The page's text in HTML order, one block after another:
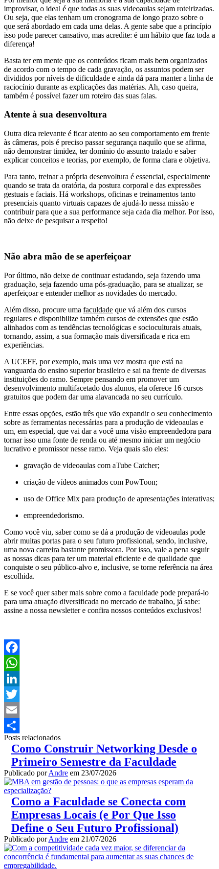
improvisar, o ideal é que todas as suas videoaulas sejam roteirizadas.
Ou seja, que elas tenham um cronograma de longo prazo sobre o
que será abordado em cada uma delas. A gente sabe que a princípio
isso pode parecer cansativo, mas acredite: é um hábito que faz toda a
diferença!
Basta ter em mente que os conteúdos ficam mais bem organizados
de acordo com o tempo de cada gravação, os assuntos podem ser
divididos por níveis de dificuldade e ainda dá para manter a linha de
raciocínio durante as explicações das matérias. Ah, caso queira,
também é possível fazer um roteiro das suas falas.
Atente à sua desenvoltura
Outra dica relevante é ficar atento ao seu comportamento em frente
às câmeras, pois é preciso passar segurança naquilo que se afirma,
não demonstrar timidez, ter domínio do assunto tratado e saber
explicar conceitos e teorias, por exemplo, de forma clara e objetiva.
Para tanto, treinar a própria desenvoltura é essencial, especialmente
quando se trata da oratória, da postura corporal e das expressões
gestuais e faciais. Há workshops, oficinas e treinamentos tanto
presenciais quanto virtuais capazes de ajudá-lo nessa missão e
contribuir para que a sua performance seja cada dia melhor. Por isso,
não deixe de pesquisar a respeito!
Não abra mão de se aperfeiçoar
Por último, não deixe de continuar estudando, seja fazendo uma
graduação, seja fazendo uma pós-graduação, para se atualizar, se
aperfeiçoar e entender melhor as novidades do mercado.
Além disso, procure uma faculdade que vá além dos cursos
regulares e disponibilize também cursos de extensões que estão
alinhados com as tendências tecnológicas e socioculturais atuais,
tornando, assim, a sua formação mais diversificada e rica em
experiências.
A UCEFF, por exemplo, mais uma vez mostra que está na
vanguarda do ensino superior brasileiro e sai na frente de diversas
instituições do ramo. Sempre pensando em promover um
desenvolvimento multifacetado dos alunos, ela oferece 16 cursos
gratuitos que podem dar uma alavancada no seu currículo.
Entre essas opções, estão três que vão expandir o seu conhecimento
sobre as ferramentas necessárias para a produção de videoaulas e
um, em especial, que vai dar a você uma visão empreendedora para
tornar isso uma fonte de renda ou até mesmo iniciar um negócio
lucrativo e promissor nesse ramo. Veja quais são eles:
gravação de videoaulas com aTube Catcher;
criação de vídeos animados com PowToon;
uso de Office Mix para produção de apresentações interativas;
empreendedorismo.
Como você viu, saber como se dá a produção de videoaulas pode
abrir muitas portas para o seu futuro profissional, sendo, inclusive,
uma nova carreira bastante promissora. Por isso, vale a pena seguir
as nossas dicas para ter um material eficiente e de qualidade que
conquiste o seu público-alvo e, inclusive, se torne referência na área
escolhida.
E se você quer saber mais sobre como a faculdade pode prepará-lo
para uma atuação diversificada no mercado de trabalho, já sabe:
assine a nossa newsletter e confira nossos conteúdos exclusivos!
Facebook
WhatsApp
LinkedIn
Twitter
Email
Share
Posts relacionados
Como Construir Networking Desde o
Primeiro Semestre da Faculdade
Publicado porAndre em 23/07/2026
Como a Faculdade se Conecta com
Empresas Locais (e Por Que Isso
Define o Seu Futuro Profissional)
Publicado porAndre em 21/07/2026